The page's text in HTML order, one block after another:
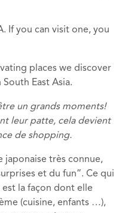
If you can visit one, you
places we discover
South East Asia.
un grands moments!
leur patte, cela devient
de shopping.
japonaise très connue,
et du fun”. Ce qui
est la façon dont elle
(cuisine, enfants …),